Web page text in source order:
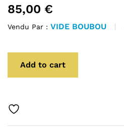
85,00 €
Vendu Par : VIDE BOUBOU
Add to cart